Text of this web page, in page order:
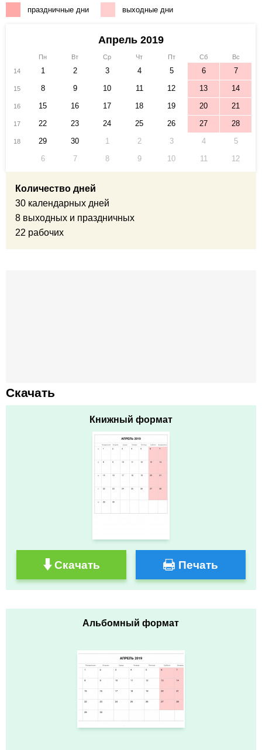
праздничные дни выходные дни
Апрель 2019
Пн Вт Ср Чт Пт Сб
Вс
14
1 2 3 4 5 6 7
15 8 9 10 11 12 13 14
16 15 16 17 18 19 20 21
17 22 23 24 25 26 27 28
18 29 30 1 2 3 4
5
6
7 8 9 10 11 12
Количество дней
30 календарных дней
8 выходных и праздничных
22 рабочих
Скачать
Книжный формат
Скачать Печать
Альбомный формат